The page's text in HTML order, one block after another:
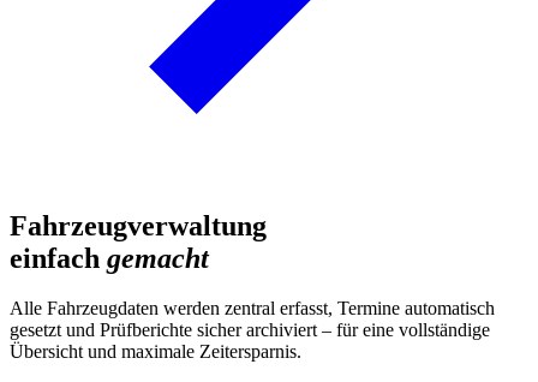
Fahrzeugverwaltung
einfach gemacht
Alle Fahrzeugdaten werden zentral erfasst, Termine automatisch
gesetzt und Prüfberichte sicher archiviert – für eine vollständige
Übersicht und maximale Zeitersparnis.